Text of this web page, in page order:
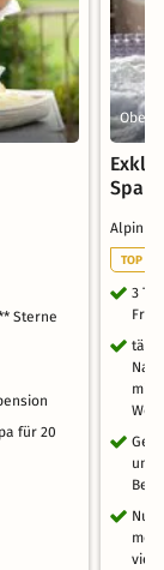
Sterne
für 20
Spa
Alpin &
TOP
3
mit
Welt
und